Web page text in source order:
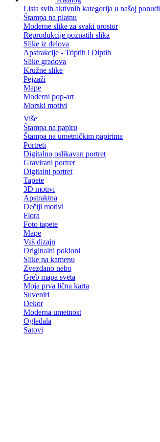
Lista svih aktivnih kategorija u našoj ponudi
Štampa na platnu
Moderne slike za svaki prostor
Reprodukcije poznatih slika
Slike iz delova
Apstrakcije - Triptih i Diptih
Slike gradova
Kružne slike
Pejzaži
Mape
Moderni pop-art
Morski motivi
Više
Štampa na papiru
Štampa na umetničkim papirima
Portreti
Digitalno oslikavan portret
Gravirani portret
Digitalni portret
Tapete
3D motivi
Apstraktna
Dečiji motivi
Flora
Foto tapete
Mape
Vaš dizajn
Originalni pokloni
Slike na kamenu
Zvezdano nebo
Greb mapa sveta
Moja prva lična karta
Suveniri
Dekor
Moderna umetnost
Ogledala
Satovi